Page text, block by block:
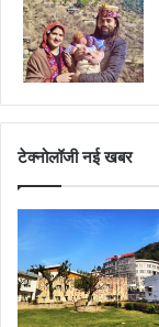
टेक्नोलॉजी नई खबर